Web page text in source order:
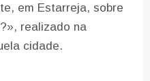
em Estarreja, sobre
realizado na
cidade.